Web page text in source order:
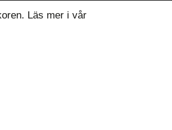
Läs mer i vår